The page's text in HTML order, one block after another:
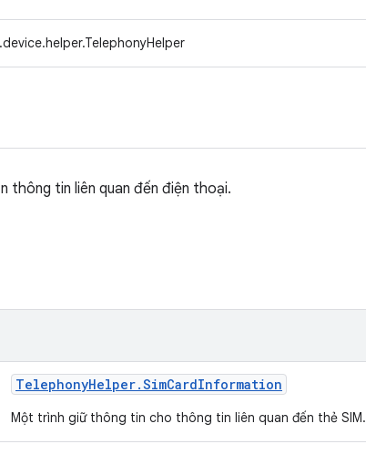
thông tin liên quan đến điện thoại.
TelephonyHelper.SimCardInformation
Một trình giữ thông tin cho thông tin liên quan đến thẻ SIM.